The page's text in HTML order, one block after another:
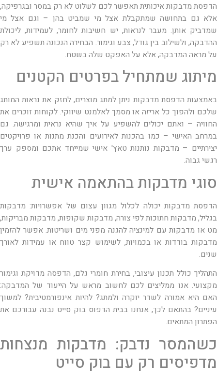
הדפסת מדבקות איכותית תאפשר לכם לשלוט לא רק במסר ובגרפיקה,
אלא גם בתחושה שמתקבלת אצל מי שמביט בהן – וגם אצל מי
שמדביק אותן. מעבר לנראות, יש חשיבות לחומר, לעמידות, ליכולת
ההדבקה, ולשילוב בין גודל, צבע וגימור. הבחירה הנכונה תשפיע לא רק
על מראה המדבקה, אלא על האפקט שלה בשטח.
מיתוג שמתחיל בפרטים הקטנים
באמצעות הדפסת מדבקות ניתן למתג מוצרים, לחזק את נראות המותג
שלכם ולהפוך כל אריזה או מסמך לאלמנט שיווקי. לקוחות זוכרים את
החוויה – ואתם יכולים להשפיע על איך שהיא נראית ומרגישה. גם
במרחב האישי – כמו בהכנות לאירועים והכנת מתנות או פרויקטים
יצירתיים – מדבקות נותנות טאץ' אישי שמייחד אתכם ומספק ערך
רגשי גבוה.
סוגי מדבקות בהתאמה אישית
הדפסת מדבקות יכולה לכלול מגוון עצום של אפשרויות: מדבקות
בגליל, מדבקות חתוכות לפי צורה, מדבקות שקופות, מדבקות מבריקות,
מט או מדבקות עם למינציה להגנה מפני מים ושריטות. אפשר להזמין
מדבקות בודדות או בכמויות, לשימוש קצר טווח או עמידות לאורך
שנים.
התהליך כולל תכנון עיצובי, בחירת חומרי גלם, הדפסה מדויקת וגימור
מקצועי. אנו ממליצים לכם לחשוב מראש על הייעוד של המדבקה:
האם היא אמורה לשדר יוקרה ולמתג? להיות אינפורמטיבית? למשוך
עיניים? בהתאם לכך, אנחנו בבית הדפוס בוק סייט נבנה עבורכם את
הפתרון המתאים.
כשהמסר נדבק: מדבקות מנצחות
מדפיסים רק עם בוק סייט